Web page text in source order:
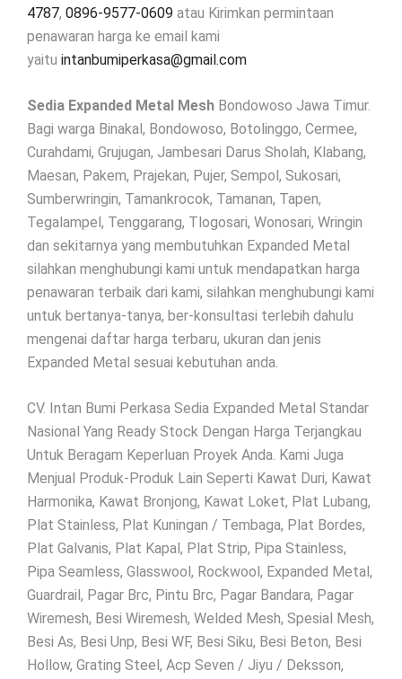
4787, 0896-9577-0609 atau Kirimkan permintaan
penawaran harga ke email kami
yaitu intanbumiperkasa@gmail.com
Sedia Expanded Metal Mesh Bondowoso Jawa Timur.
Bagi warga Binakal, Bondowoso, Botolinggo, Cermee,
Curahdami, Grujugan, Jambesari Darus Sholah, Klabang,
Maesan, Pakem, Prajekan, Pujer, Sempol, Sukosari,
Sumberwringin, Tamankrocok, Tamanan, Tapen,
Tegalampel, Tenggarang, Tlogosari, Wonosari, Wringin
dan sekitarnya yang membutuhkan Expanded Metal
silahkan menghubungi kami untuk mendapatkan harga
penawaran terbaik dari kami, silahkan menghubungi kami
untuk bertanya-tanya, ber-konsultasi terlebih dahulu
mengenai daftar harga terbaru, ukuran dan jenis
Expanded Metal sesuai kebutuhan anda.
CV. Intan Bumi Perkasa Sedia Expanded Metal Standar
Nasional Yang Ready Stock Dengan Harga Terjangkau
Untuk Beragam Keperluan Proyek Anda. Kami Juga
Menjual Produk-Produk Lain Seperti Kawat Duri, Kawat
Harmonika, Kawat Bronjong, Kawat Loket, Plat Lubang,
Plat Stainless, Plat Kuningan / Tembaga, Plat Bordes,
Plat Galvanis, Plat Kapal, Plat Strip, Pipa Stainless,
Pipa Seamless, Glasswool, Rockwool, Expanded Metal,
Guardrail, Pagar Brc, Pintu Brc, Pagar Bandara, Pagar
Wiremesh, Besi Wiremesh, Welded Mesh, Spesial Mesh,
Besi As, Besi Unp, Besi WF, Besi Siku, Besi Beton, Besi
Hollow, Grating Steel, Acp Seven / Jiyu / Deksson,